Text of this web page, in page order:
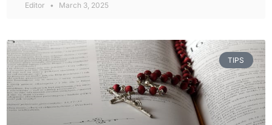
Editor March 3, 2025
TIPS